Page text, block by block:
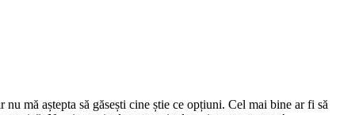
mă aștepta să găsești cine știe ce opțiuni. Cel mai bine ar fi să